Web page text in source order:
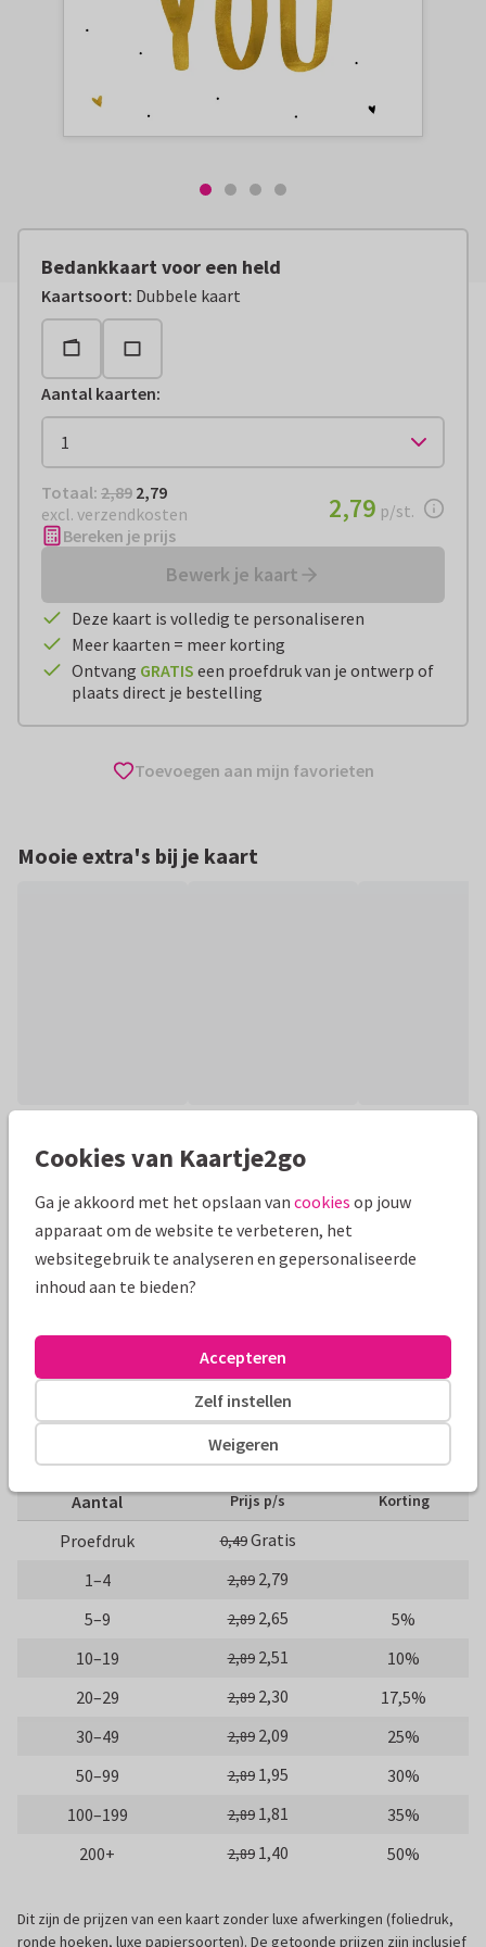
Bedankkaart voor een held
Kaartsoort: Dubbele kaart
Aantal kaarten:
Totaal: € 2,79
Totaal: 2,89 2,79
excl. verzendkosten
€ 2,79per stuk
2,79 p/st.
Bereken je prijs
Bewerk je kaart
Deze kaart is volledig te personaliseren
Meer kaarten = meer korting
Ontvang GRATIS een proefdruk van je ontwerp of
plaats direct je bestelling
Toevoegen aan mijn favorieten
Mooie extra's bij je kaart
Productinformatie
spreken. Some people don't believe in de heroes... je bent een
topper!
Alle kaarten zijn helemaal naar wens aan te passen
Formaten en tarieven
14 x 14 cm
Aantal Prijs p/s Korting
Proefdruk 0,49Gratis
1–4
2,89 2,79
5–9
2,89 2,65
5%
10–19
2,89 2,51
10%
20–29
2,89 2,30
17,5%
30–49
2,89 2,09
25%
50–99
2,89 1,95
30%
100–199
2,89 1,81
35%
200+
2,89 1,40 50%
Dit zijn de prijzen van een kaart zonder luxe afwerkingen (foliedruk,
ronde hoeken, luxe papiersoorten). De getoonde prijzen zijn inclusief
Cookies van Kaartje2go
Ga je akkoord met het opslaan van cookies op jouw
apparaat om de website te verbeteren, het
websitegebruik te analyseren en gepersonaliseerde
inhoud aan te bieden?
Weigeren
Zelf instellen
Accepteren